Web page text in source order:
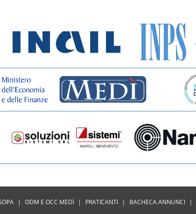
| ODM E OCC MEDÌ | PRATICANTI | BACHECA ANNUNCI |